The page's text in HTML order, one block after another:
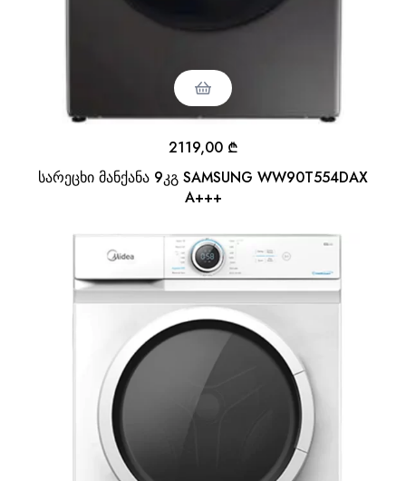
სარეცხი მანქანა 9კგ SAMSUNG WW90T554DAX
A+++
2119,00 ₾